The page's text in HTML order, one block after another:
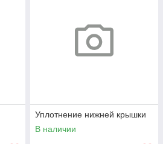
Уплотнение нижней крышки
В наличии